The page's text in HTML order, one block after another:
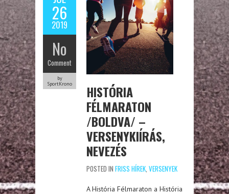
26
2019
No
Comment
by
SportKrono
HISTÓRIA
FÉLMARATON
/BOLDVA/ –
VERSENYKIÍRÁS,
NEVEZÉS
POSTED IN FRISS HÍREK, VERSENYEK
A História Félmaraton a História